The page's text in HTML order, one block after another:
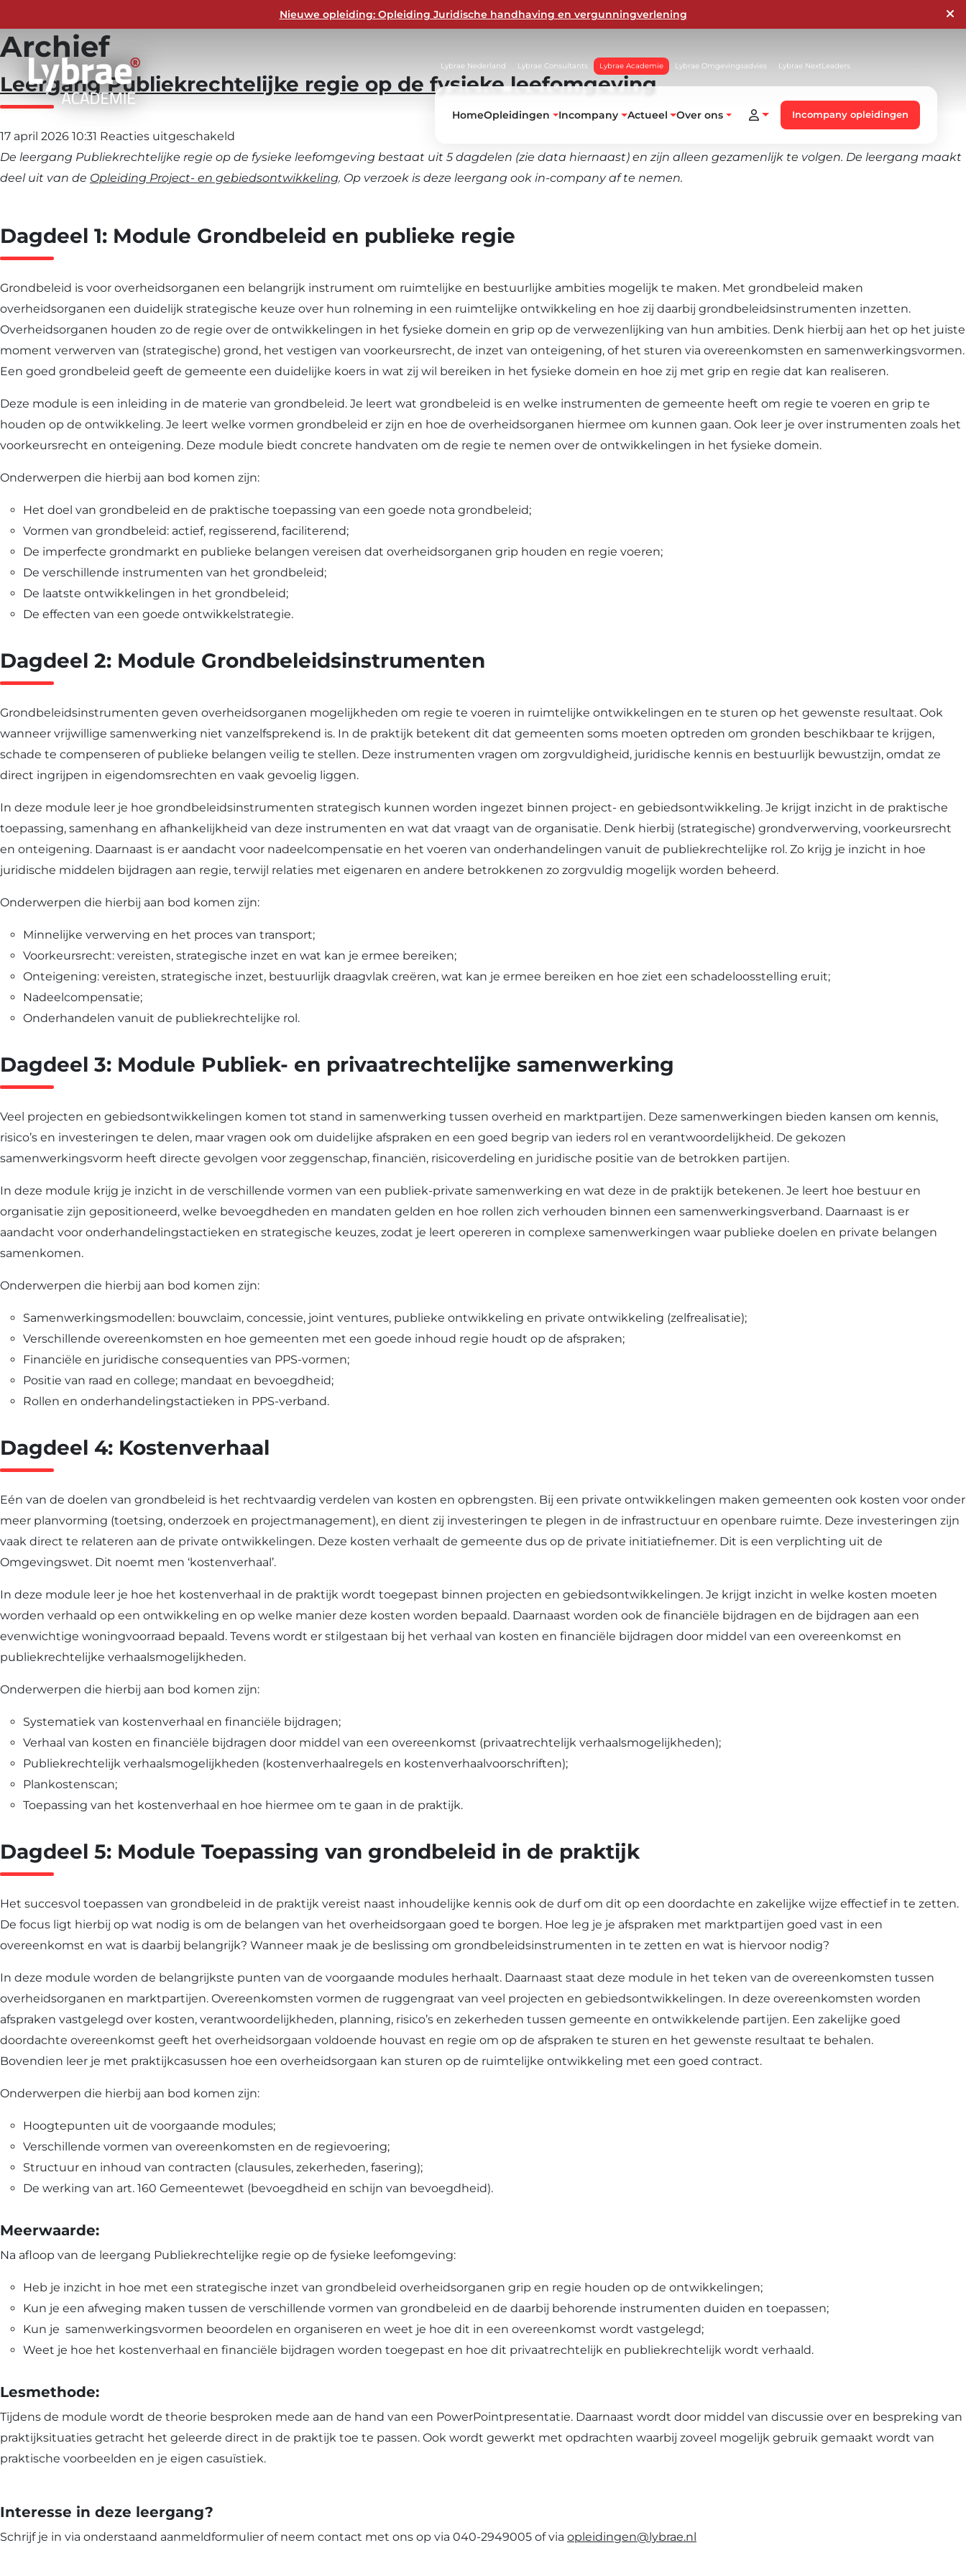
Nieuwe opleiding: Opleiding Juridische handhaving en vergunningverlening
Lybrae Nederland Lybrae Consultants Lybrae Academie Lybrae Omgevingsadvies Lybrae NextLeaders
HomeOpleidingen Incompany Actueel Over ons Incompany opleidingen
Archief
Leergang Publiekrechtelijke regie op de fysieke leefomgeving
17 april 2026 10:31 Reacties uitgeschakeld
Leergang
Publiekrechtelijke
de
leefomgeving
De leergang Publiekrechtelijke regie op de fysieke leefomgeving bestaat uit 5 dagdelen (zie data hiernaast) en zijn alleen gezamenlijk te volgen. De leergang maakt
deel uit van de Opleiding Project- en gebiedsontwikkeling. Op verzoek is deze leergang ook in-company af te nemen.
Dagdeel 1: Module Grondbeleid en publieke regie
Grondbeleid is voor overheidsorganen een belangrijk instrument om ruimtelijke en bestuurlijke ambities mogelijk te maken. Met grondbeleid maken
overheidsorganen een duidelijk strategische keuze over hun rolneming in een ruimtelijke ontwikkeling en hoe zij daarbij grondbeleidsinstrumenten inzetten.
Overheidsorganen houden zo de regie over de ontwikkelingen in het fysieke domein en grip op de verwezenlijking van hun ambities. Denk hierbij aan het op het juiste
moment verwerven van (strategische) grond, het vestigen van voorkeursrecht, de inzet van onteigening, of het sturen via overeenkomsten en samenwerkingsvormen.
Een goed grondbeleid geeft de gemeente een duidelijke koers in wat zij wil bereiken in het fysieke domein en hoe zij met grip en regie dat kan realiseren.
Deze module is een inleiding in de materie van grondbeleid. Je leert wat grondbeleid is en welke instrumenten de gemeente heeft om regie te voeren en grip te
houden op de ontwikkeling. Je leert welke vormen grondbeleid er zijn en hoe de overheidsorganen hiermee om kunnen gaan. Ook leer je over instrumenten zoals het
voorkeursrecht en onteigening. Deze module biedt concrete handvaten om de regie te nemen over de ontwikkelingen in het fysieke domein.
Onderwerpen die hierbij aan bod komen zijn:
Het doel van grondbeleid en de praktische toepassing van een goede nota grondbeleid;
Vormen van grondbeleid: actief, regisserend, faciliterend;
De imperfecte grondmarkt en publieke belangen vereisen dat overheidsorganen grip houden en regie voeren;
De verschillende instrumenten van het grondbeleid;
De laatste ontwikkelingen in het grondbeleid;
De effecten van een goede ontwikkelstrategie.
Dagdeel 2: Module Grondbeleidsinstrumenten
Grondbeleidsinstrumenten geven overheidsorganen mogelijkheden om regie te voeren in ruimtelijke ontwikkelingen en te sturen op het gewenste resultaat. Ook
wanneer vrijwillige samenwerking niet vanzelfsprekend is. In de praktijk betekent dit dat gemeenten soms moeten optreden om gronden beschikbaar te krijgen,
schade te compenseren of publieke belangen veilig te stellen. Deze instrumenten vragen om zorgvuldigheid, juridische kennis en bestuurlijk bewustzijn, omdat ze
direct ingrijpen in eigendomsrechten en vaak gevoelig liggen.
In deze module leer je hoe grondbeleidsinstrumenten strategisch kunnen worden ingezet binnen project- en gebiedsontwikkeling. Je krijgt inzicht in de praktische
toepassing, samenhang en afhankelijkheid van deze instrumenten en wat dat vraagt van de organisatie. Denk hierbij (strategische) grondverwerving, voorkeursrecht
en onteigening. Daarnaast is er aandacht voor nadeelcompensatie en het voeren van onderhandelingen vanuit de publiekrechtelijke rol. Zo krijg je inzicht in hoe
juridische middelen bijdragen aan regie, terwijl relaties met eigenaren en andere betrokkenen zo zorgvuldig mogelijk worden beheerd.
Onderwerpen die hierbij aan bod komen zijn:
Minnelijke verwerving en het proces van transport;
Voorkeursrecht: vereisten, strategische inzet en wat kan je ermee bereiken;
Onteigening: vereisten, strategische inzet, bestuurlijk draagvlak creëren, wat kan je ermee bereiken en hoe ziet een schadeloosstelling eruit;
Nadeelcompensatie;
Onderhandelen vanuit de publiekrechtelijke rol.
Dagdeel 3: Module Publiek- en privaatrechtelijke samenwerking
Veel projecten en gebiedsontwikkelingen komen tot stand in samenwerking tussen overheid en marktpartijen. Deze samenwerkingen bieden kansen om kennis,
risico’s en investeringen te delen, maar vragen ook om duidelijke afspraken en een goed begrip van ieders rol en verantwoordelijkheid. De gekozen
samenwerkingsvorm heeft directe gevolgen voor zeggenschap, financiën, risicoverdeling en juridische positie van de betrokken partijen.
In deze module krijg je inzicht in de verschillende vormen van een publiek-private samenwerking en wat deze in de praktijk betekenen. Je leert hoe bestuur en
organisatie zijn gepositioneerd, welke bevoegdheden en mandaten gelden en hoe rollen zich verhouden binnen een samenwerkingsverband. Daarnaast is er
aandacht voor onderhandelingstactieken en strategische keuzes, zodat je leert opereren in complexe samenwerkingen waar publieke doelen en private belangen
samenkomen.
Onderwerpen die hierbij aan bod komen zijn:
Samenwerkingsmodellen: bouwclaim, concessie, joint ventures, publieke ontwikkeling en private ontwikkeling (zelfrealisatie);
Verschillende overeenkomsten en hoe gemeenten met een goede inhoud regie houdt op de afspraken;
Financiële en juridische consequenties van PPS-vormen;
Positie van raad en college; mandaat en bevoegdheid;
Rollen en onderhandelingstactieken in PPS-verband.
Dagdeel 4: Kostenverhaal
Eén van de doelen van grondbeleid is het rechtvaardig verdelen van kosten en opbrengsten. Bij een private ontwikkelingen maken gemeenten ook kosten voor onder
meer planvorming (toetsing, onderzoek en projectmanagement), en dient zij investeringen te plegen in de infrastructuur en openbare ruimte. Deze investeringen zijn
vaak direct te relateren aan de private ontwikkelingen. Deze kosten verhaalt de gemeente dus op de private initiatiefnemer. Dit is een verplichting uit de
Omgevingswet. Dit noemt men ‘kostenverhaal’.
In deze module leer je hoe het kostenverhaal in de praktijk wordt toegepast binnen projecten en gebiedsontwikkelingen. Je krijgt inzicht in welke kosten moeten
worden verhaald op een ontwikkeling en op welke manier deze kosten worden bepaald. Daarnaast worden ook de financiële bijdragen en de bijdragen aan een
evenwichtige woningvoorraad bepaald. Tevens wordt er stilgestaan bij het verhaal van kosten en financiële bijdragen door middel van een overeenkomst en
publiekrechtelijke verhaalsmogelijkheden.
Onderwerpen die hierbij aan bod komen zijn:
Systematiek van kostenverhaal en financiële bijdragen;
Verhaal van kosten en financiële bijdragen door middel van een overeenkomst (privaatrechtelijk verhaalsmogelijkheden);
Publiekrechtelijk verhaalsmogelijkheden (kostenverhaalregels en kostenverhaalvoorschriften);
Plankostenscan;
Toepassing van het kostenverhaal en hoe hiermee om te gaan in de praktijk.
Dagdeel 5: Module Toepassing van grondbeleid in de praktijk
Het succesvol toepassen van grondbeleid in de praktijk vereist naast inhoudelijke kennis ook de durf om dit op een doordachte en zakelijke wijze effectief in te zetten.
De focus ligt hierbij op wat nodig is om de belangen van het overheidsorgaan goed te borgen. Hoe leg je je afspraken met marktpartijen goed vast in een
overeenkomst en wat is daarbij belangrijk? Wanneer maak je de beslissing om grondbeleidsinstrumenten in te zetten en wat is hiervoor nodig?
In deze module worden de belangrijkste punten van de voorgaande modules herhaalt. Daarnaast staat deze module in het teken van de overeenkomsten tussen
overheidsorganen en marktpartijen. Overeenkomsten vormen de ruggengraat van veel projecten en gebiedsontwikkelingen. In deze overeenkomsten worden
afspraken vastgelegd over kosten, verantwoordelijkheden, planning, risico’s en zekerheden tussen gemeente en ontwikkelende partijen. Een zakelijke goed
doordachte overeenkomst geeft het overheidsorgaan voldoende houvast en regie om op de afspraken te sturen en het gewenste resultaat te behalen.
Bovendien leer je met praktijkcasussen hoe een overheidsorgaan kan sturen op de ruimtelijke ontwikkeling met een goed contract.
Onderwerpen die hierbij aan bod komen zijn:
Hoogtepunten uit de voorgaande modules;
Verschillende vormen van overeenkomsten en de regievoering;
Structuur en inhoud van contracten (clausules, zekerheden, fasering);
De werking van art. 160 Gemeentewet (bevoegdheid en schijn van bevoegdheid).
Meerwaarde:
Na afloop van de leergang Publiekrechtelijke regie op de fysieke leefomgeving:
Heb je inzicht in hoe met een strategische inzet van grondbeleid overheidsorganen grip en regie houden op de ontwikkelingen;
Kun je een afweging maken tussen de verschillende vormen van grondbeleid en de daarbij behorende instrumenten duiden en toepassen;
Kun je samenwerkingsvormen beoordelen en organiseren en weet je hoe dit in een overeenkomst wordt vastgelegd;
Weet je hoe het kostenverhaal en financiële bijdragen worden toegepast en hoe dit privaatrechtelijk en publiekrechtelijk wordt verhaald.
Lesmethode:
Tijdens de module wordt de theorie besproken mede aan de hand van een PowerPointpresentatie. Daarnaast wordt door middel van discussie over en bespreking van
praktijksituaties getracht het geleerde direct in de praktijk toe te passen. Ook wordt gewerkt met opdrachten waarbij zoveel mogelijk gebruik gemaakt wordt van
praktische voorbeelden en je eigen casuïstiek.
Interesse in deze leergang?
Schrijf je in via onderstaand aanmeldformulier of neem contact met ons op via 040-2949005 of via opleidingen@lybrae.nl